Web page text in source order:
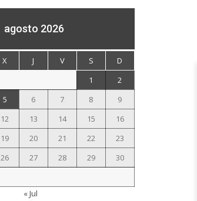
agosto 2026
X J V S
D
1
2
5 6 7 8
9
12 13 14 15
16
19 20 21 22
23
26 27 28 29
30
« Jul